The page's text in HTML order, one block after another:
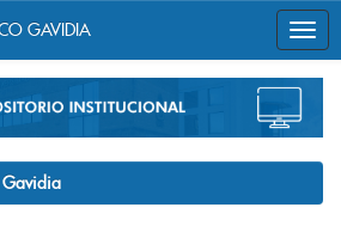
GAVIDIA
Gavidia